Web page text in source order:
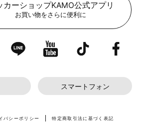
カーショップKAMO公式アプリ
お買い物をさらに便利に
スマートフォン
バシーポリシー 特定商取引法に基づく表記